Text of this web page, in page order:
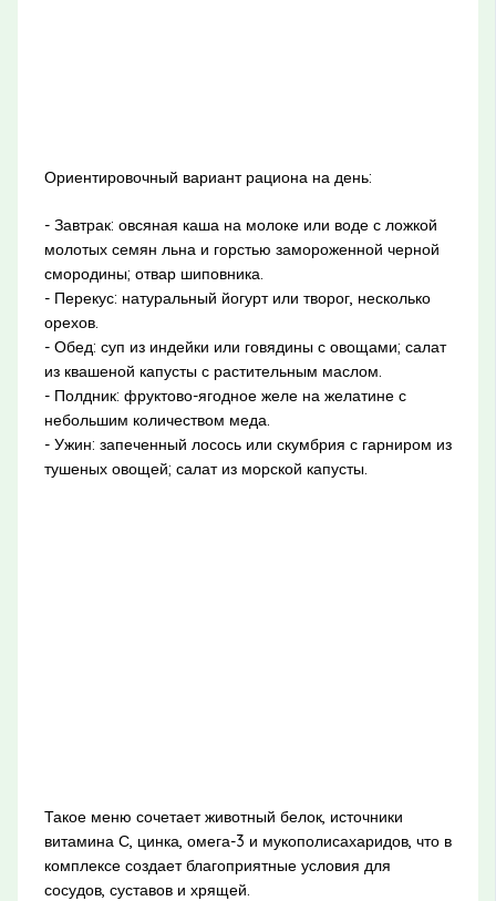
Ориентировочный вариант рациона на день:
- Завтрак: овсяная каша на молоке или воде с ложкой
молотых семян льна и горстью замороженной черной
смородины; отвар шиповника.
- Перекус: натуральный йогурт или творог, несколько
орехов.
- Обед: суп из индейки или говядины с овощами; салат
из квашеной капусты с растительным маслом.
- Полдник: фруктово-ягодное желе на желатине с
небольшим количеством меда.
- Ужин: запеченный лосось или скумбрия с гарниром из
тушеных овощей; салат из морской капусты.
Такое меню сочетает животный белок, источники
витамина С, цинка, омега-3 и мукополисахаридов, что в
комплексе создает благоприятные условия для
сосудов, суставов и хрящей.